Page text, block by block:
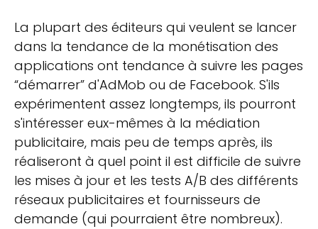
La plupart des éditeurs qui veulent se lancer
dans la tendance de la monétisation des
applications ont tendance à suivre les pages
“démarrer” d'AdMob ou de Facebook. S'ils
expérimentent assez longtemps, ils pourront
s'intéresser eux-mêmes à la médiation
publicitaire, mais peu de temps après, ils
réaliseront à quel point il est difficile de suivre
les mises à jour et les tests A/B des différents
réseaux publicitaires et fournisseurs de
demande (qui pourraient être nombreux).